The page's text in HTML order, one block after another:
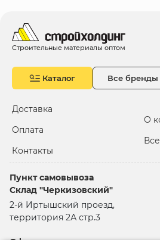
высолы, плесень и коррозия.
Преимущества
гидрофобизаторов
Защита от влаги:
защищают материалы от
Повышение
материалы становятся
низким температурам.
Предотвращение высолов
Улучшение теплоизоляции
сохраняют тепло лучше, что
энергоэффективность
Антисептические свойства
Строительные материалы оптом
Каталог Все бренды
Доставка
Оплата
Контакты
О
Пункт самовывоза
Склад "Черкизовский"
2-й Иртышский проезд,
территория 2А стр.3